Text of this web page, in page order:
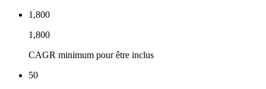
1,800
1,800
CAGR minimum pour être inclus
50